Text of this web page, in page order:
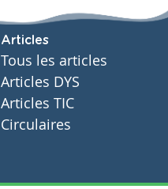
Articles
Tous les articles
Articles DYS
Articles TIC
Circulaires